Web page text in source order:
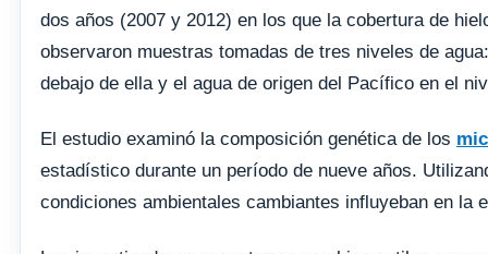
dos años (2007 y 2012) en los que la cobertura de
observaron muestras tomadas de tres niveles de
debajo de ella y el agua de origen del Pacífico en el
El estudio examinó la composición genética de los
estadístico durante un período de nueve años.
condiciones ambientales cambiantes influyeban en la